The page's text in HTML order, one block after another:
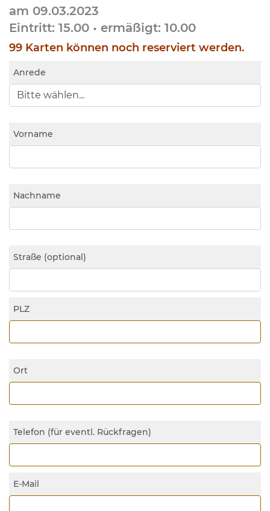
am 09.03.2023
Eintritt: 15.00 • ermäßigt: 10.00
99 Karten können noch reserviert werden.
Anrede
Vorname
Nachname
Straße (optional)
PLZ
Ort
Telefon (für eventl. Rückfragen)
E-Mail